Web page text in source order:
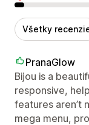
Negatívne
Všetky
PranaGlow
Bijou is a
responsive,
features aren’t
mega menu,